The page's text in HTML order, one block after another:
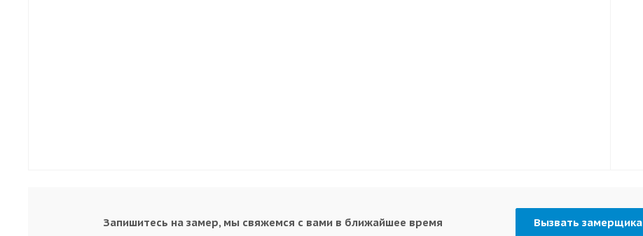
Запишитесь на замер, мы свяжемся с вами в ближайшее время Вызвать замерщика